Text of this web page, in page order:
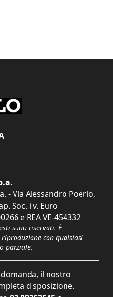
- Via Alessandro Poerio,
Soc. i.v. Euro
e REA VE-454332
sono riservati. È
con qualsiasi
parziale.
il nostro
disposizione.